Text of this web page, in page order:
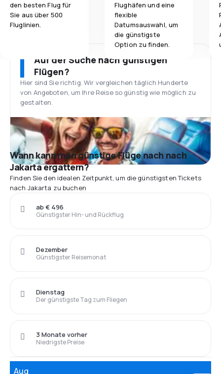
den besten Flug für
Sie aus über 500
Fluglinien.
Flughäfen und eine
flexible
Datumsauswahl, um
die günstigste
Option zu finden.
Auf der Suche nach günstigen
Flügen?
Hier sind Sie richtig. Wir vergleichen täglich Hunderte
von Angeboten, um Ihre Reise so günstig wie möglich zu
gestalten.
Wann kann man günstige Flüge nach nach
Jakarta ergattern?
Finden Sie den idealen Zeitpunkt, um die günstigsten Tickets
nach Jakarta zu buchen
Günstigster Hin- und Rückflug
ab € 496
Günstigster Reisemonat
Dezember
Der günstigste Tag zum Fliegen
Dienstag
Niedrigste Preise
3 Monate vorher
Aug